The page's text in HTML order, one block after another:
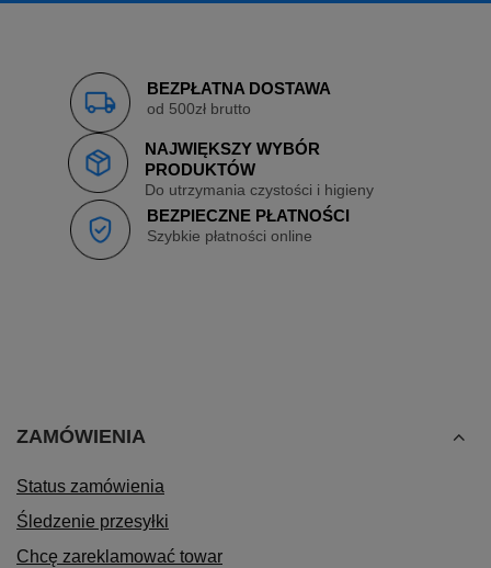
BEZPŁATNA DOSTAWA
od 500zł brutto
NAJWIĘKSZY WYBÓR
PRODUKTÓW
Do utrzymania czystości i higieny
BEZPIECZNE PŁATNOŚCI
Szybkie płatności online
ZAMÓWIENIA
Status zamówienia
Śledzenie przesyłki
Chcę zareklamować towar